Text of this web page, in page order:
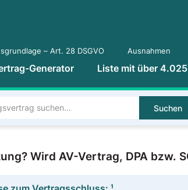
– Art. 28 DSGVO Ausnahmen
Generator Liste mit über
Suchen
Wird AV-Vertrag, DPA bzw.